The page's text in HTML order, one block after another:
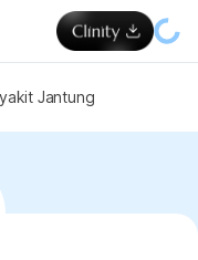
Jantung